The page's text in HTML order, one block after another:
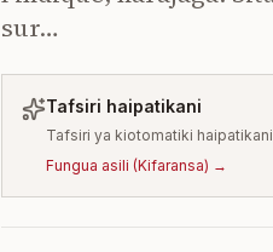
sur…
Tafsiri haipatikani
Tafsiri ya kiotomatiki
Fungua asili (Kifaransa) →